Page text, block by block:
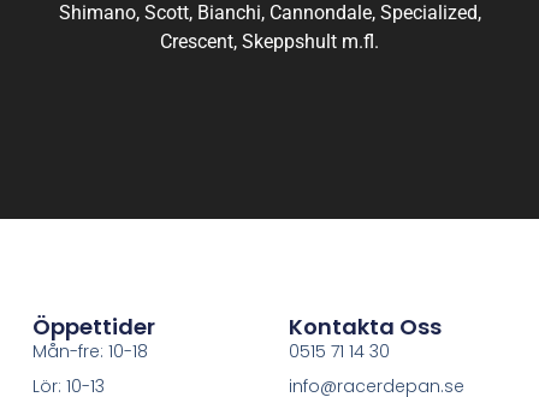
Shimano, Scott, Bianchi, Cannondale, Specialized,
Crescent, Skeppshult m.fl.
Öppettider
Mån-fre: 10-18
Lör: 10-13
Kontakta Oss
0515 71 14 30
info@racerdepan.se